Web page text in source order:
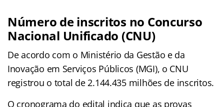
Número de inscritos no Concurso
Nacional Unificado (CNU)
De acordo com o Ministério da Gestão e da
Inovação em Serviços Públicos (MGI), o CNU
registrou o total de 2.144.435 milhões de inscritos.
O cronograma do edital indica que as provas